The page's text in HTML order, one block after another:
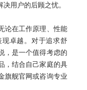
用户的后顾之忧。
论在工作原理、性能
卓越。对于追求舒
，是一个值得考虑的
，结合自己家庭的具
旗舰官网或咨询专业